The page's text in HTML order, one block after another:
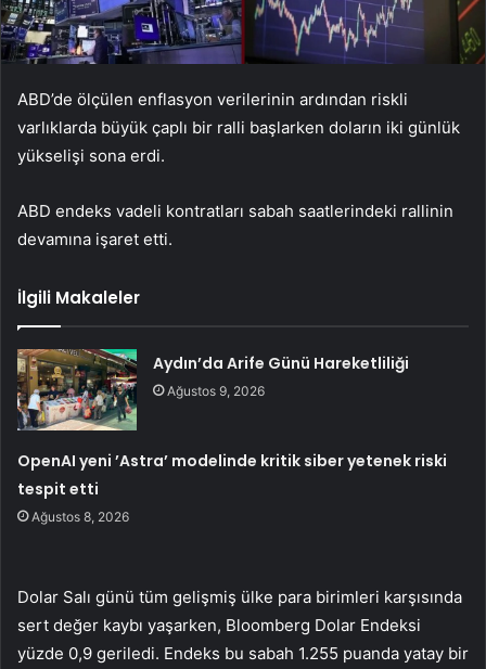
ABD’de ölçülen enflasyon verilerinin ardından riskli
varlıklarda büyük çaplı bir ralli başlarken doların iki günlük
yükselişi sona erdi.
ABD endeks vadeli kontratları sabah saatlerindeki rallinin
devamına işaret etti.
İlgili Makaleler
Aydın’da Arife Günü Hareketliliği
Ağustos 9, 2026
OpenAI yeni ’Astra’ modelinde kritik siber yetenek riski
tespit etti
Ağustos 8, 2026
Dolar Salı günü tüm gelişmiş ülke para birimleri karşısında
sert değer kaybı yaşarken, Bloomberg Dolar Endeksi
yüzde 0,9 geriledi. Endeks bu sabah 1.255 puanda yatay bir